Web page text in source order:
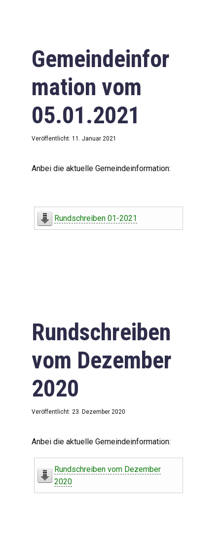
Gemeindeinfor
mation vom
05.01.2021
Veröffentlicht: 11. Januar 2021
Anbei die aktuelle Gemeindeinformation:
Rundschreiben 01-2021
Rundschreiben
vom Dezember
2020
Veröffentlicht: 23. Dezember 2020
Anbei die aktuelle Gemeindeinformation:
Rundschreiben vom Dezember
2020